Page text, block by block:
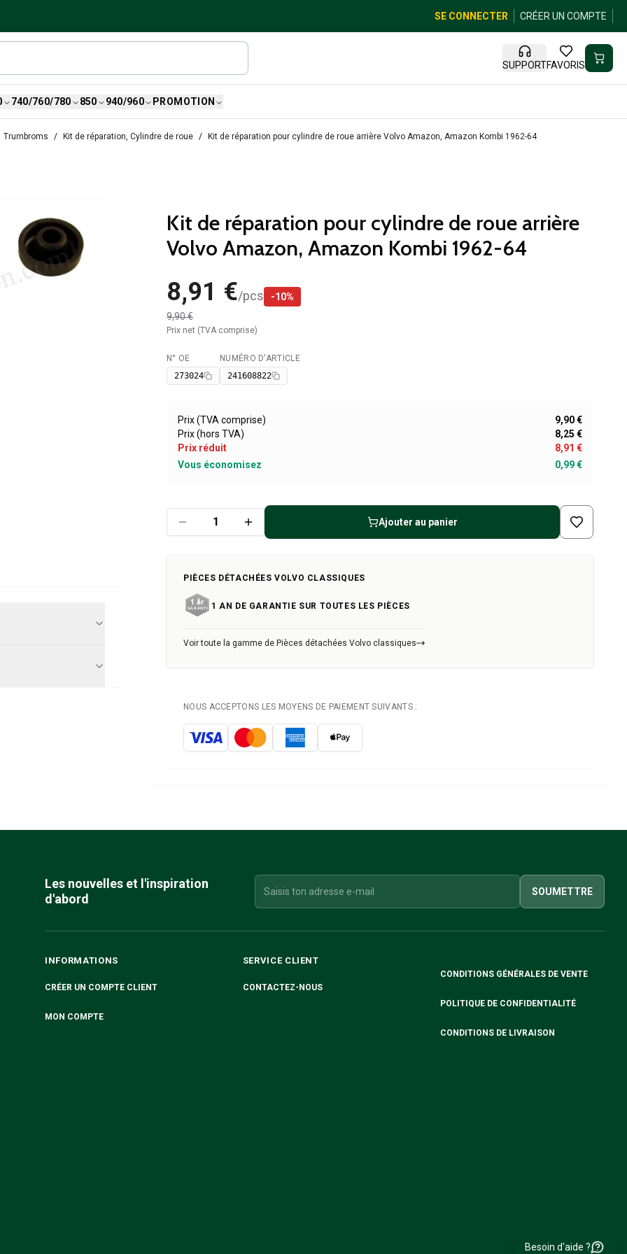
SE CONNECTER CRÉER UN COMPTE
SUPPORTFAVORIS
740/760/780 850 940/960 PROMOTION
Trumbroms Kit de réparation, Cylindre de roue Kit de réparation pour cylindre de roue arrière Volvo Amazon, Amazon Kombi 1962-64
Kit de réparation pour cylindre de roue arrière
Volvo Amazon, Amazon Kombi 1962-64
8,91 €/pcs -10%
9,90 €
Prix net (TVA comprise)
Disponible
N° OE
273024
NUMÉRO D'ARTICLE
241608822
Prix (TVA comprise)
9,90 €
Prix (hors TVA)
8,25 €
Prix réduit
8,91 €
Vous économisez
0,99 €
Ajouter au panier
PIÈCES DÉTACHÉES VOLVO CLASSIQUES
1 AN DE GARANTIE SUR TOUTES LES PIÈCES
Voir toute la gamme de Pièces détachées Volvo classiques
NOUS ACCEPTONS LES MOYENS DE PAIEMENT SUIVANTS :
Les nouvelles et l'inspiration
d'abord
SOUMETTRE
INFORMATIONS
CRÉER UN COMPTE CLIENT
MON COMPTE
SERVICE CLIENT
CONTACTEZ-NOUS
CONDITIONS GÉNÉRALES DE VENTE
POLITIQUE DE CONFIDENTIALITÉ
CONDITIONS DE LIVRAISON
Besoin d'aide ?